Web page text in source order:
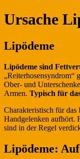
Ursache
Lipödeme
Lipödeme sind
„Reiterhosensyndrom“
Ober- und
Armen. Typisch für
Charakteristisch für das
Handgelenken aufhört.
sind in der Regel
Lipödeme: